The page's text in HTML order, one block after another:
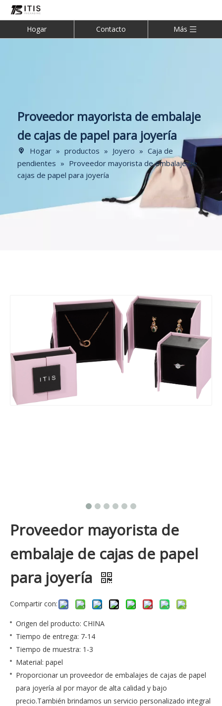
Hogar Contacto Más
Proveedor mayorista de embalaje
de cajas de papel para joyería
Hogar » productos » Joyero » Caja de
pendientes » Proveedor mayorista de embalaje de
cajas de papel para joyería
Proveedor mayorista de
embalaje de cajas de papel
para joyería
Compartir con:
Origen del producto: CHINA
Tiempo de entrega: 7-14
Tiempo de muestra: 1-3
Material: papel
Proporcionar un proveedor de embalajes de cajas de papel
para joyería al por mayor de alta calidad y bajo
precio.También brindamos un servicio personalizado integral